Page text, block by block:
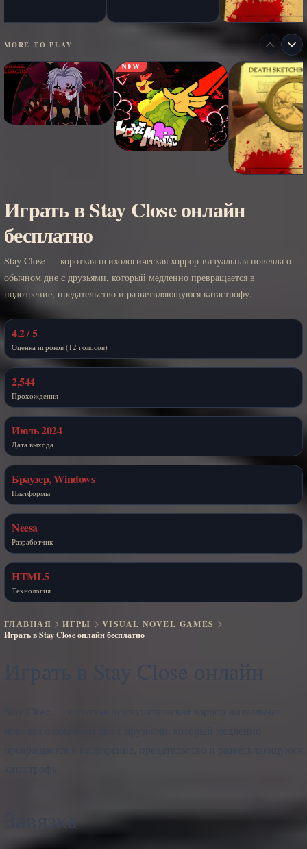
MORE TO PLAY
NEW
Играть в Stay Close онлайн
бесплатно
Stay Close — короткая психологическая хоррор-визуальная новелла о
обычном дне с друзьями, который медленно превращается в
подозрение, предательство и разветвляющуюся катастрофу.
4.2 / 5
Оценка игроков (12 голосов)
2,544
Прохождения
Июль 2024
Дата выхода
Браузер, Windows
Платформы
Neesa
Разработчик
HTML5
Технология
ГЛАВНАЯ ИГРЫ
VISUAL NOVEL GAMES
Играть в Stay Close онлайн бесплатно
Играть в Stay Close онлайн
Завязка